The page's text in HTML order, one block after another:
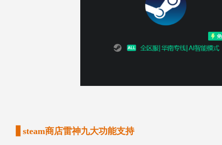
▋steam商店雷神九大功能支持